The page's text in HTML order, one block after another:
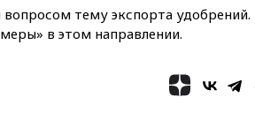
14:40В Германии задержан
украинец за шпионаж на
АТОР сообщила о
снижении цен на авиабилеты
тему экспорта удобрений.
в этом направлении.